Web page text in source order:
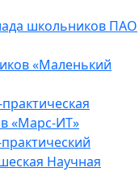
школьников ПАО
«Маленький
«Марс-ИТ»
Научная